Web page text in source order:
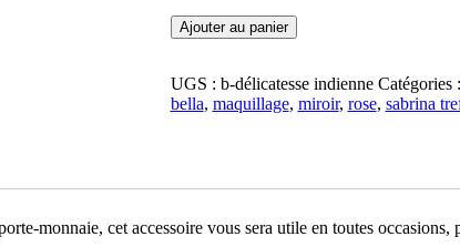
quantité
de
de
poche
Ajouter au panier
UGS : b-délicatesse indienne Catégories :
bella, maquillage, miroir, rose, sabrina
monnaie, cet accessoire vous sera utile en toutes